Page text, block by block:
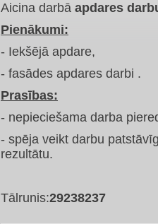
Aicina darbā apdares
Pienākumi:
- Iekšējā apdare,
- fasādes apdares darbi .
Prasības:
- nepieciešama darba
- spēja veikt darbu
rezultātu.
Tālrunis:29238237